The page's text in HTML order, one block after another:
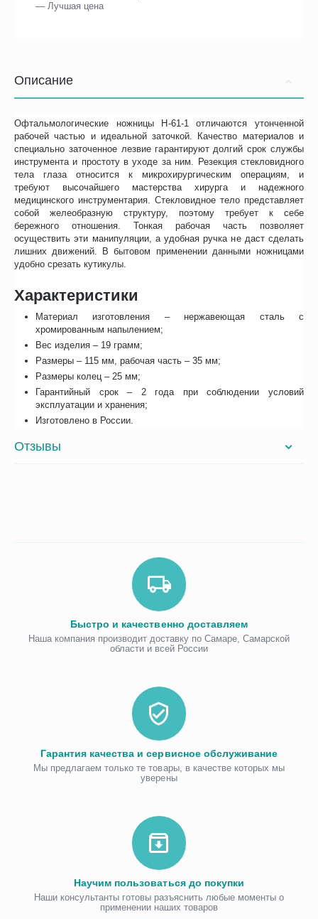
— Лучшая цена
Описание
Офтальмологические ножницы Н-61-1 отличаются утонченной
рабочей частью и идеальной заточкой. Качество материалов и
специально заточенное лезвие гарантируют долгий срок службы
инструмента и простоту в уходе за ним. Резекция стекловидного
тела глаза относится к микрохирургическим операциям, и
требуют высочайшего мастерства хирурга и надежного
медицинского инструментария. Стекловидное тело представляет
собой желеобразную структуру, поэтому требует к себе
бережного отношения. Тонкая рабочая часть позволяет
осуществить эти манипуляции, а удобная ручка не даст сделать
лишних движений. В бытовом применении данными ножницами
удобно срезать кутикулы.
Характеристики
Материал изготовления – нержавеющая сталь с
хромированным напылением;
Вес изделия – 19 грамм;
Размеры – 115 мм, рабочая часть – 35 мм;
Размеры колец – 25 мм;
Гарантийный срок – 2 года при соблюдении условий
эксплуатации и хранения;
Изготовлено в России.
Отзывы
Быстро и качественно доставляем
Наша компания производит доставку по Самаре, Самарской
области и всей России
Гарантия качества и сервисное обслуживание
Мы предлагаем только те товары, в качестве которых мы
уверены
Научим пользоваться до покупки
Наши консультанты готовы разъяснить любые моменты о
применении наших товаров